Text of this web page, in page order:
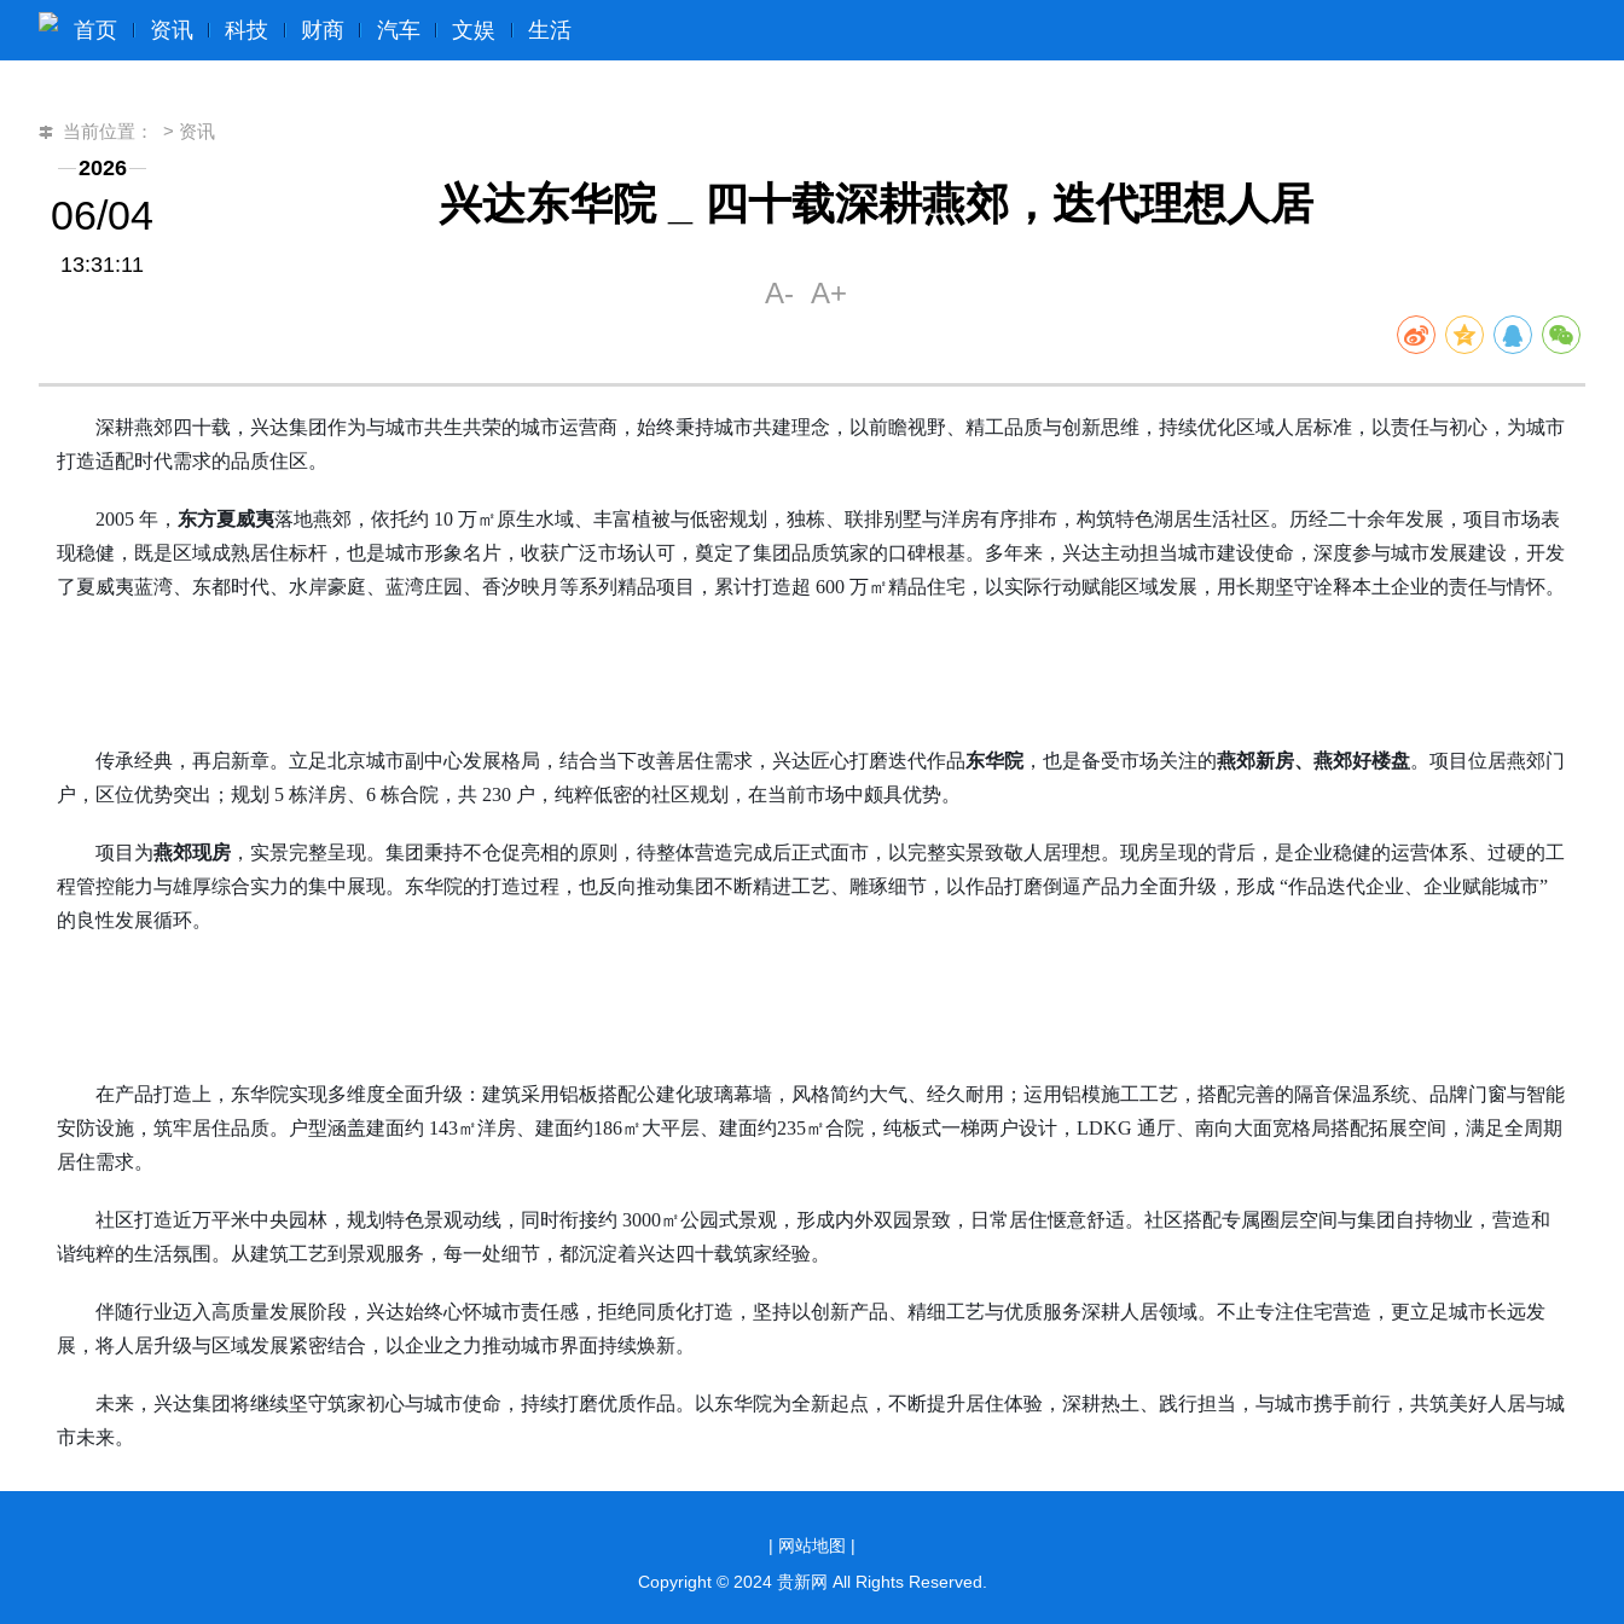
首页 资讯 科技 财商 汽车 文娱 生活
当前位置： > 资讯
2026
06/04
13:31:11
兴达东华院 _ 四十载深耕燕郊，迭代理想人居
深耕燕郊四十载，兴达集团作为与城市共生共荣的城市运营商，始终秉持城市共建理念，以前瞻视野、精工品质与创新思维，持续优化区域人居标准，以责任与初心，为城市
打造适配时代需求的品质住区。
2005 年， 东方夏威夷落地燕郊，依托约 10 万㎡原生水域、丰富植被与低密规划，独栋、联排别墅与洋房有序排布，构筑特色湖居生活社区。历经二十余年发展，项目市场表
现稳健，既是区域成熟居住标杆，也是城市形象名片，收获广泛市场认可，奠定了集团品质筑家的口碑根基。多年来，兴达主动担当城市建设使命，深度参与城市发展建设， 开发
了夏威夷蓝湾、东都时代、水岸豪庭、蓝湾庄园、香汐映月等系列 精品项目， 累计打造超 600 万㎡精品住宅，以实际行动赋能区域发展，用长期坚守诠释本土企业的责任与情怀。
传承经典，再启新章。立足北京城市副中心发展格局，结合当下改善居住需求，兴达匠心打磨迭代作品东华院，也是备受市场关注的燕郊新房、燕郊好楼盘。项目位居燕郊门
户，区位优势突出；规划 5 栋洋房、6 栋合院，共 230 户，纯粹低密的社区规划，在当前市场中颇具优势。
项目为燕郊现房 ，实景完整呈现。集团秉持不仓促亮相的原则，待整体营造完成后正式面市，以完整实景致敬人居理想。现房呈现的背后，是企业稳健的运营体系、过硬的工
程管控能力与雄厚综合实力的集中展现。东华院的打造过程，也反向推动集团不断精进工艺、雕琢细节，以作品打磨倒逼产品力全面升级，形成 “作品迭代企业、企业赋能城市”
的良性发展循环。
在产品打造上，东华院实现多维度全面升级：建筑采用铝板搭配公建化玻璃幕墙，风格简约大气、经久耐用；运用铝模施工工艺，搭配完善的隔音保温系统、品牌门窗与智能
安防设施，筑牢居住品质。户型涵盖建面约 143㎡洋房、 建面约186㎡大平层、 建面约235㎡合院，纯板式一梯两户设计，LDKG 通厅、南向大面宽格局搭配拓展空间，满足全周期
居住需求。
社区打造近万平米中央园林，规划特色景观动线，同时衔接约 3000㎡公园式景观 ，形成内外双园景致，日常居住惬意舒适。社区搭配专属圈层空间与集团自持物业，营造和
谐纯粹的生活氛围。从建筑工艺到景观服务，每一处细节，都沉淀着兴达四十载筑家经验。
伴随行业迈入高质量发展阶段，兴达始终心怀城市责任感，拒绝同质化打造，坚持以创新产品、精细工艺与优质服务深耕人居领域。不止专注住宅营造，更立足城市长远发
展，将人居升级与区域发展紧密结合，以企业之力推动城市界面持续焕新。
未来，兴达集团将继续坚守筑家初心与城市使命，持续打磨优质作品。以东华院为全新起点，不断提升居住体验，深耕热土、践行担当，与城市携手前行，共筑美好人居与城
市未来。
| 网站地图 |
Copyright © 2024 贵新网 All Rights Reserved.